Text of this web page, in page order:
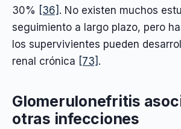
30% [36] . No existen muchos
seguimiento a largo plazo, pero
los supervivientes pueden
renal crónica [73] .
Glomerulonefritis
otras infecciones